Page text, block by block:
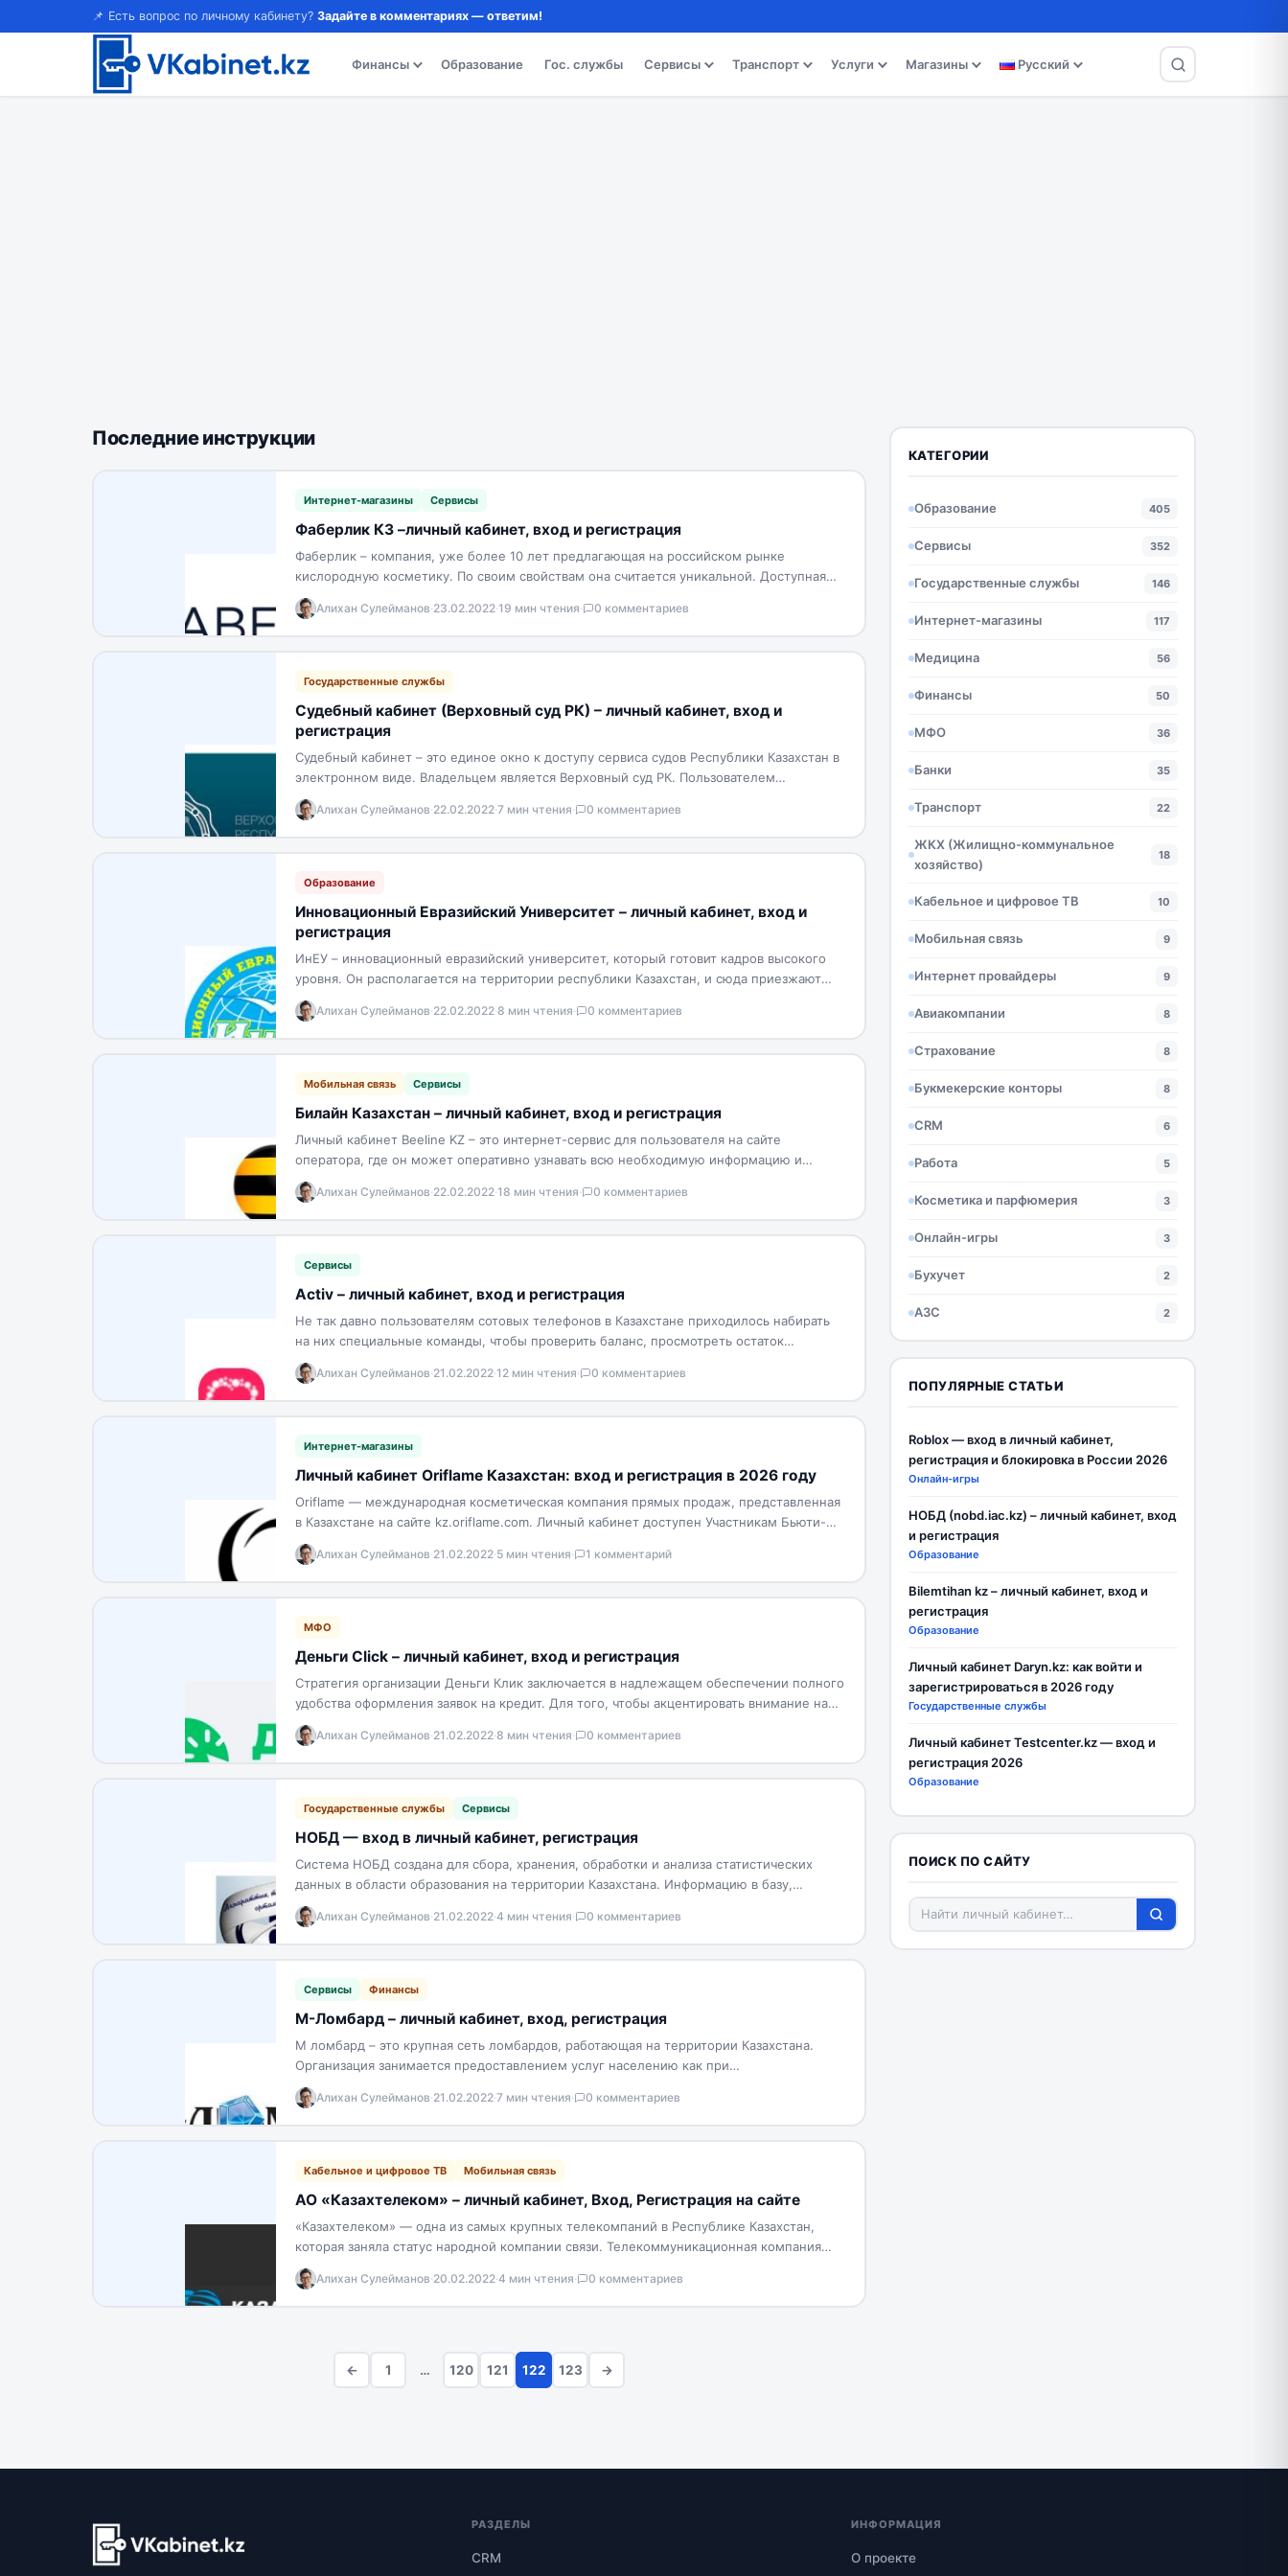
📌 Есть вопрос по личному кабинету? Задайте в комментариях — ответим!
Финансы Образование Гос. службы Сервисы Транспорт Услуги Магазины Русский
Последние инструкции
Интернет-магазины Сервисы
Фаберлик КЗ –личный кабинет, вход и регистрация
Фаберлик – компания, уже более 10 лет предлагающая на российском рынке
кислородную косметику. По своим свойствам она считается уникальной. Доступная
цена делает…
Алихан Сулейманов·23.02.2022·19 мин чтения· 0 комментариев
Государственные службы
Судебный кабинет (Верховный суд РК) – личный кабинет, вход и
регистрация
Судебный кабинет – это единое окно к доступу сервиса судов Республики Казахстан в
электронном виде. Владельцем является Верховный суд РК. Пользователем
кабинета…
Алихан Сулейманов·22.02.2022·7 мин чтения· 0 комментариев
Образование
Инновационный Евразийский Университет – личный кабинет, вход и
регистрация
ИнЕУ – инновационный евразийский университет, который готовит кадров высокого
уровня. Он располагается на территории республики Казахстан, и сюда приезжают
тысячи иностранных граждан,…
Алихан Сулейманов·22.02.2022·8 мин чтения· 0 комментариев
Мобильная связь Сервисы
Билайн Казахстан – личный кабинет, вход и регистрация
Личный кабинет Beeline KZ – это интернет-сервис для пользователя на сайте
оператора, где он может оперативно узнавать всю необходимую информацию и
управлять услугами. Управлять…
Алихан Сулейманов·22.02.2022·18 мин чтения· 0 комментариев
Сервисы
Activ – личный кабинет, вход и регистрация
Не так давно пользователям сотовых телефонов в Казахстане приходилось набирать
на них специальные команды, чтобы проверить баланс, просмотреть остаток
бесплатных минут или…
Алихан Сулейманов·21.02.2022·12 мин чтения· 0 комментариев
Интернет-магазины
Личный кабинет Oriflame Казахстан: вход и регистрация в 2026 году
Oriflame — международная косметическая компания прямых продаж, представленная
в Казахстане на сайте kz.oriflame.com. Личный кабинет доступен Участникам Бьюти-
сообщества после бесплатной регистрации —…
Алихан Сулейманов·21.02.2022·5 мин чтения· 1 комментарий
МФО
Деньги Сlick – личный кабинет, вход и регистрация
Стратегия организации Деньги Клик заключается в надлежащем обеспечении полного
удобства оформления заявок на кредит. Для того, чтобы акцентировать внимание на
основных потребностях…
Алихан Сулейманов·21.02.2022·8 мин чтения· 0 комментариев
Государственные службы Сервисы
НОБД — вход в личный кабинет, регистрация
Система НОБД создана для сбора, хранения, обработки и анализа статистических
данных в области образования на территории Казахстана. Информацию в базу,
предоставляют различные…
Алихан Сулейманов·21.02.2022·4 мин чтения· 0 комментариев
Сервисы Финансы
М-Ломбард – личный кабинет, вход, регистрация
М ломбард – это крупная сеть ломбардов, работающая на территории Казахстана.
Организация занимается предоставлением услуг населению как при
непосредственном посещении представительства, так…
Алихан Сулейманов·21.02.2022·7 мин чтения· 0 комментариев
Кабельное и цифровое ТВ Мобильная связь
АО «Казахтелеком» – личный кабинет, Вход, Регистрация на сайте
«Казахтелеком» — одна из самых крупных телекомпаний в Республике Казахстан,
которая заняла статус народной компании связи. Телекоммуникационная компания
была открыта в 1994…
Алихан Сулейманов·20.02.2022·4 мин чтения· 0 комментариев
← 1 … 120 121 122 123 →
КАТЕГОРИИ
Образование 405
Сервисы 352
Государственные службы 146
Интернет-магазины 117
Медицина 56
Финансы 50
МФО 36
Банки 35
Транспорт 22
ЖКХ (Жилищно-коммунальное
хозяйство)
18
Кабельное и цифровое ТВ 10
Мобильная связь 9
Интернет провайдеры 9
Авиакомпании 8
Страхование 8
Букмекерские конторы 8
CRM 6
Работа 5
Косметика и парфюмерия 3
Онлайн-игры 3
Бухучет 2
АЗС 2
ПОПУЛЯРНЫЕ СТАТЬИ
Roblox — вход в личный кабинет,
регистрация и блокировка в России 2026
Онлайн-игры
НОБД (nobd.iac.kz) – личный кабинет, вход
и регистрация
Образование
Bilemtihan kz – личный кабинет, вход и
регистрация
Образование
Личный кабинет Daryn.kz: как войти и
зарегистрироваться в 2026 году
Государственные службы
Личный кабинет Testcenter.kz — вход и
регистрация 2026
Образование
ПОИСК ПО САЙТУ
РАЗДЕЛЫ
CRM
ИНФОРМАЦИЯ
О проекте